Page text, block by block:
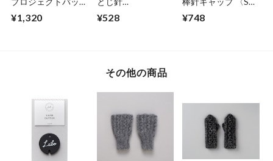
¥1,320
421
¥528 ¥748
その他の商品